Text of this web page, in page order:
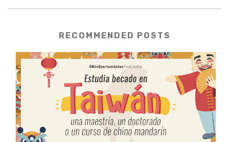
RECOMMENDED POSTS